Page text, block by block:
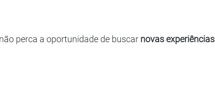
perca a oportunidade de buscar novas experiências